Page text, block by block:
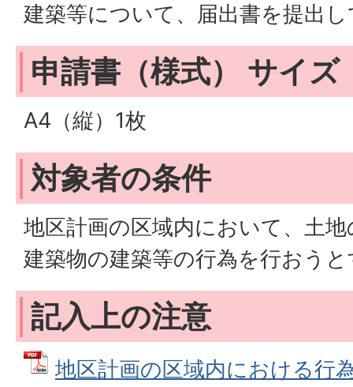
建築等について、届出書を提出
申請書（様式） サイズ
A4（縦）1枚
対象者の条件
地区計画の区域内において、土
建築物の建築等の行為を行おう
記入上の注意
地区計画の区域内における行